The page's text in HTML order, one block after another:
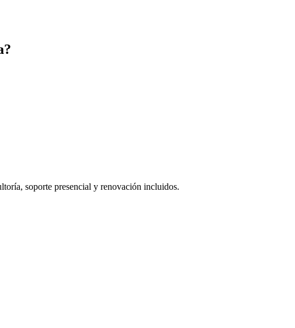
soporte presencial y renovación incluidos.